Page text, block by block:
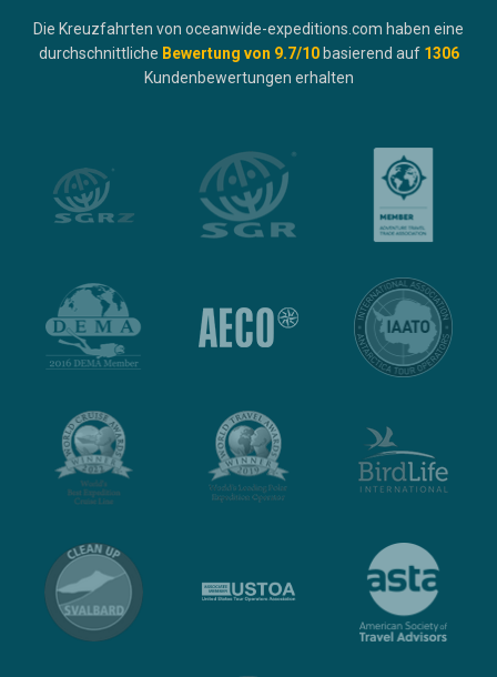
Die Kreuzfahrten von oceanwide-expeditions.com haben eine
durchschnittliche Bewertung von 9.7/10 basierend auf 1306
Kundenbewertungen erhalten